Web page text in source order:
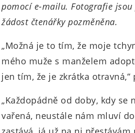
pomocí e-mailu. Fotografie
žádost čtenářky pozměněna.
„Možná je to tím, že moje
mého muže s manželem
jen tím, že je zkrátka otravná,“
„Každopádně od doby, kdy se
vařená, neustále nám mluví